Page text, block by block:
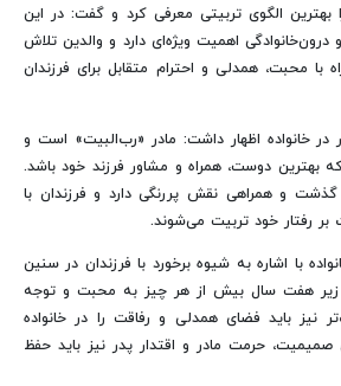
بهترین الگوی تربیتی معرفی کرد و گفت: در این
درون‌خانوادگی اهمیت ویژه‌ای دارد و والدین تلاش
با محبت، همدلی و احترام متقابل برای فرزندان
در خانواده اظهار داشت: مادر «رب‌البیت» است و
بهترین دوست، همراه و مشاور فرزند خود باشد.
و همراهی نقش پررنگی دارد و فرزندان با
بر رفتار خود تربیت می‌شوند.
با اشاره به شیوه برخورد با فرزندان در سنین
زیر هفت سال بیش از هر چیز به محبت و توجه
نیز باید فضای همدلی و رفاقت را در خانواده
صمیمیت، حرمت مادر و اقتدار پدر نیز باید حفظ